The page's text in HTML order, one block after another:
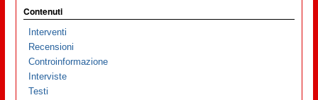
Contenuti
Interventi
Recensioni
Controinformazione
Interviste
Testi